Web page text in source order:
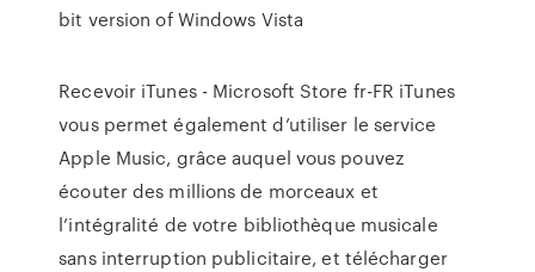
bit version of Windows Vista
Recevoir iTunes - Microsoft Store fr-FR iTunes
vous permet également d’utiliser le service
Apple Music, grâce auquel vous pouvez
écouter des millions de morceaux et
l’intégralité de votre bibliothèque musicale
sans interruption publicitaire, et télécharger